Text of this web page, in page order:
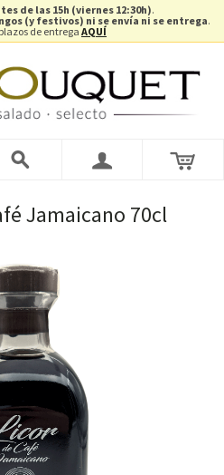
de las 15h (viernes 12:30h).
(y festivos) ni se envía ni se entrega.
de entregaAQUÍ
Jamaicano 70cl